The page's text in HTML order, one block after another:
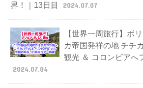
界！｜13日目
2024.07.07
【世界一周旅行】ボ
カ帝国発祥の地 チチ
観光 ＆ コロンビアへ
2024.07.04